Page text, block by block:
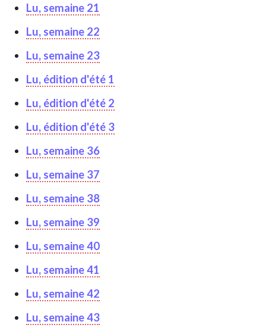
Lu, semaine 21
Lu, semaine 22
Lu, semaine 23
Lu, édition d'été 1
Lu, édition d'été 2
Lu, édition d'été 3
Lu, semaine 36
Lu, semaine 37
Lu, semaine 38
Lu, semaine 39
Lu, semaine 40
Lu, semaine 41
Lu, semaine 42
Lu, semaine 43